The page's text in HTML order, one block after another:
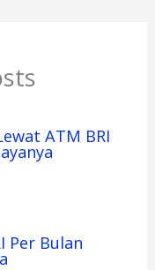
ATM BRI
Per Bulan